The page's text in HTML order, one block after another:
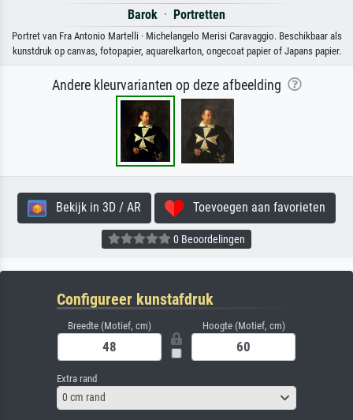
Barok · Portretten
Portret van Fra Antonio Martelli · Michelangelo Merisi Caravaggio. Beschikbaar als
kunstdruk op canvas, fotopapier, aquarelkarton, ongecoat papier of Japans papier.
Andere kleurvarianten op deze afbeelding
Bekijk in 3D / AR Toevoegen aan favorieten
0 Beoordelingen
Configureer kunstafdruk
Breedte (Motief, cm) Hoogte (Motief, cm)
Extra rand
0 cm rand